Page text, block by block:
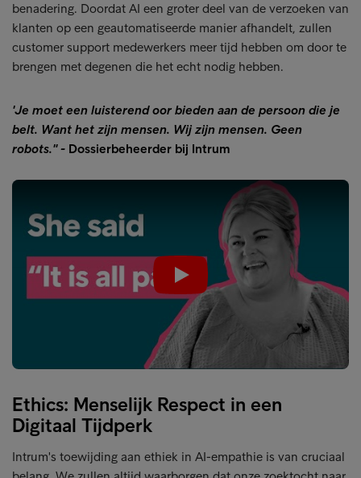
benadering. Doordat AI een groter deel van de verzoeken van
klanten op een geautomatiseerde manier afhandelt, zullen
customer support medewerkers meer tijd hebben om door te
brengen met degenen die het echt nodig hebben.
'Je moet een luisterend oor bieden aan de persoon die je
belt. Want het zijn mensen. Wij zijn mensen. Geen
robots." - Dossierbeheerder bij Intrum
Ethics: Menselijk Respect in een
Digitaal Tijdperk
Intrum's toewijding aan ethiek in AI-empathie is van cruciaal